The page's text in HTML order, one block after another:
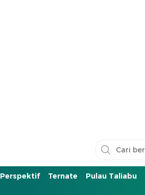
Perspektif Ternate Pulau Taliabu